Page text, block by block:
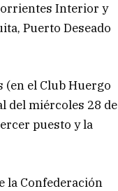
Interior y
Puerto Deseado
(en el Club Huergo
del miércoles 28 de
puesto y la
la Confederación